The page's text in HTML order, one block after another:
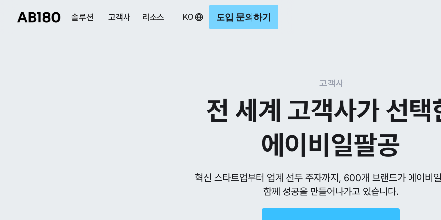
솔루션 고객사 리소스 KO 도입 문의하기
고객사
전 세계 고객사가 선택
에이비일팔공
혁신 스타트업부터 업계 선두 주자까지, 600개 브랜드가 에이비
함께 성공을 만들어나가고 있습니다.